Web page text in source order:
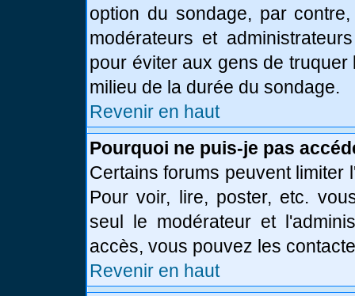
option du sondage, par
modérateurs et
pour éviter aux gens de
milieu de la durée du sondage.
Revenir en haut
Pourquoi ne puis-je pas
Certains forums peuvent
Pour voir, lire, poster, etc.
seul le modérateur et
accès, vous pouvez les
Revenir en haut